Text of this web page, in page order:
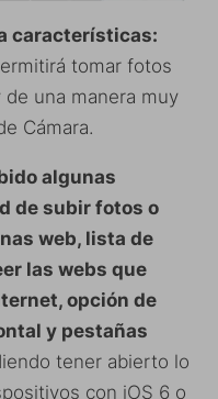
características:
tomar fotos
una manera muy
Cámara.
algunas
de subir fotos o
web, lista de
las webs que
opción de
y pestañas
tener abierto lo
con iOS 6 o